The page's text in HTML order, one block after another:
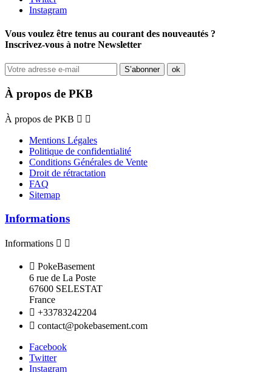
Instagram
Vous voulez être tenus au courant des nouveautés ?
Inscrivez-vous à notre Newsletter
À propos de PKB
À propos de PKB  
Mentions Légales
Politique de confidentialité
Conditions Générales de Vente
Droit de rétractation
FAQ
Sitemap
Informations
Informations  
 PokeBasement
6 rue de La Poste
67600 SELESTAT
France
 +33783242204
 contact@pokebasement.com
Facebook
Twitter
Instagram